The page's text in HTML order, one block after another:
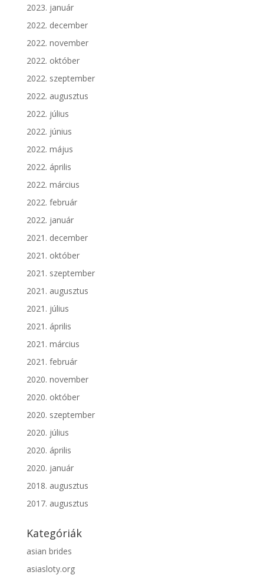
2023. január
2022. december
2022. november
2022. október
2022. szeptember
2022. augusztus
2022. július
2022. június
2022. május
2022. április
2022. március
2022. február
2022. január
2021. december
2021. október
2021. szeptember
2021. augusztus
2021. július
2021. április
2021. március
2021. február
2020. november
2020. október
2020. szeptember
2020. július
2020. április
2020. január
2018. augusztus
2017. augusztus
Kategóriák
asian brides
asiasloty.org